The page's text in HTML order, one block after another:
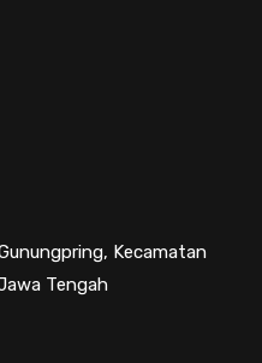
Kecamatan
Tengah